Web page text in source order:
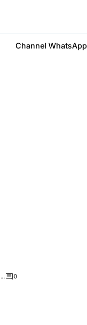
Channel WhatsApp
... 0